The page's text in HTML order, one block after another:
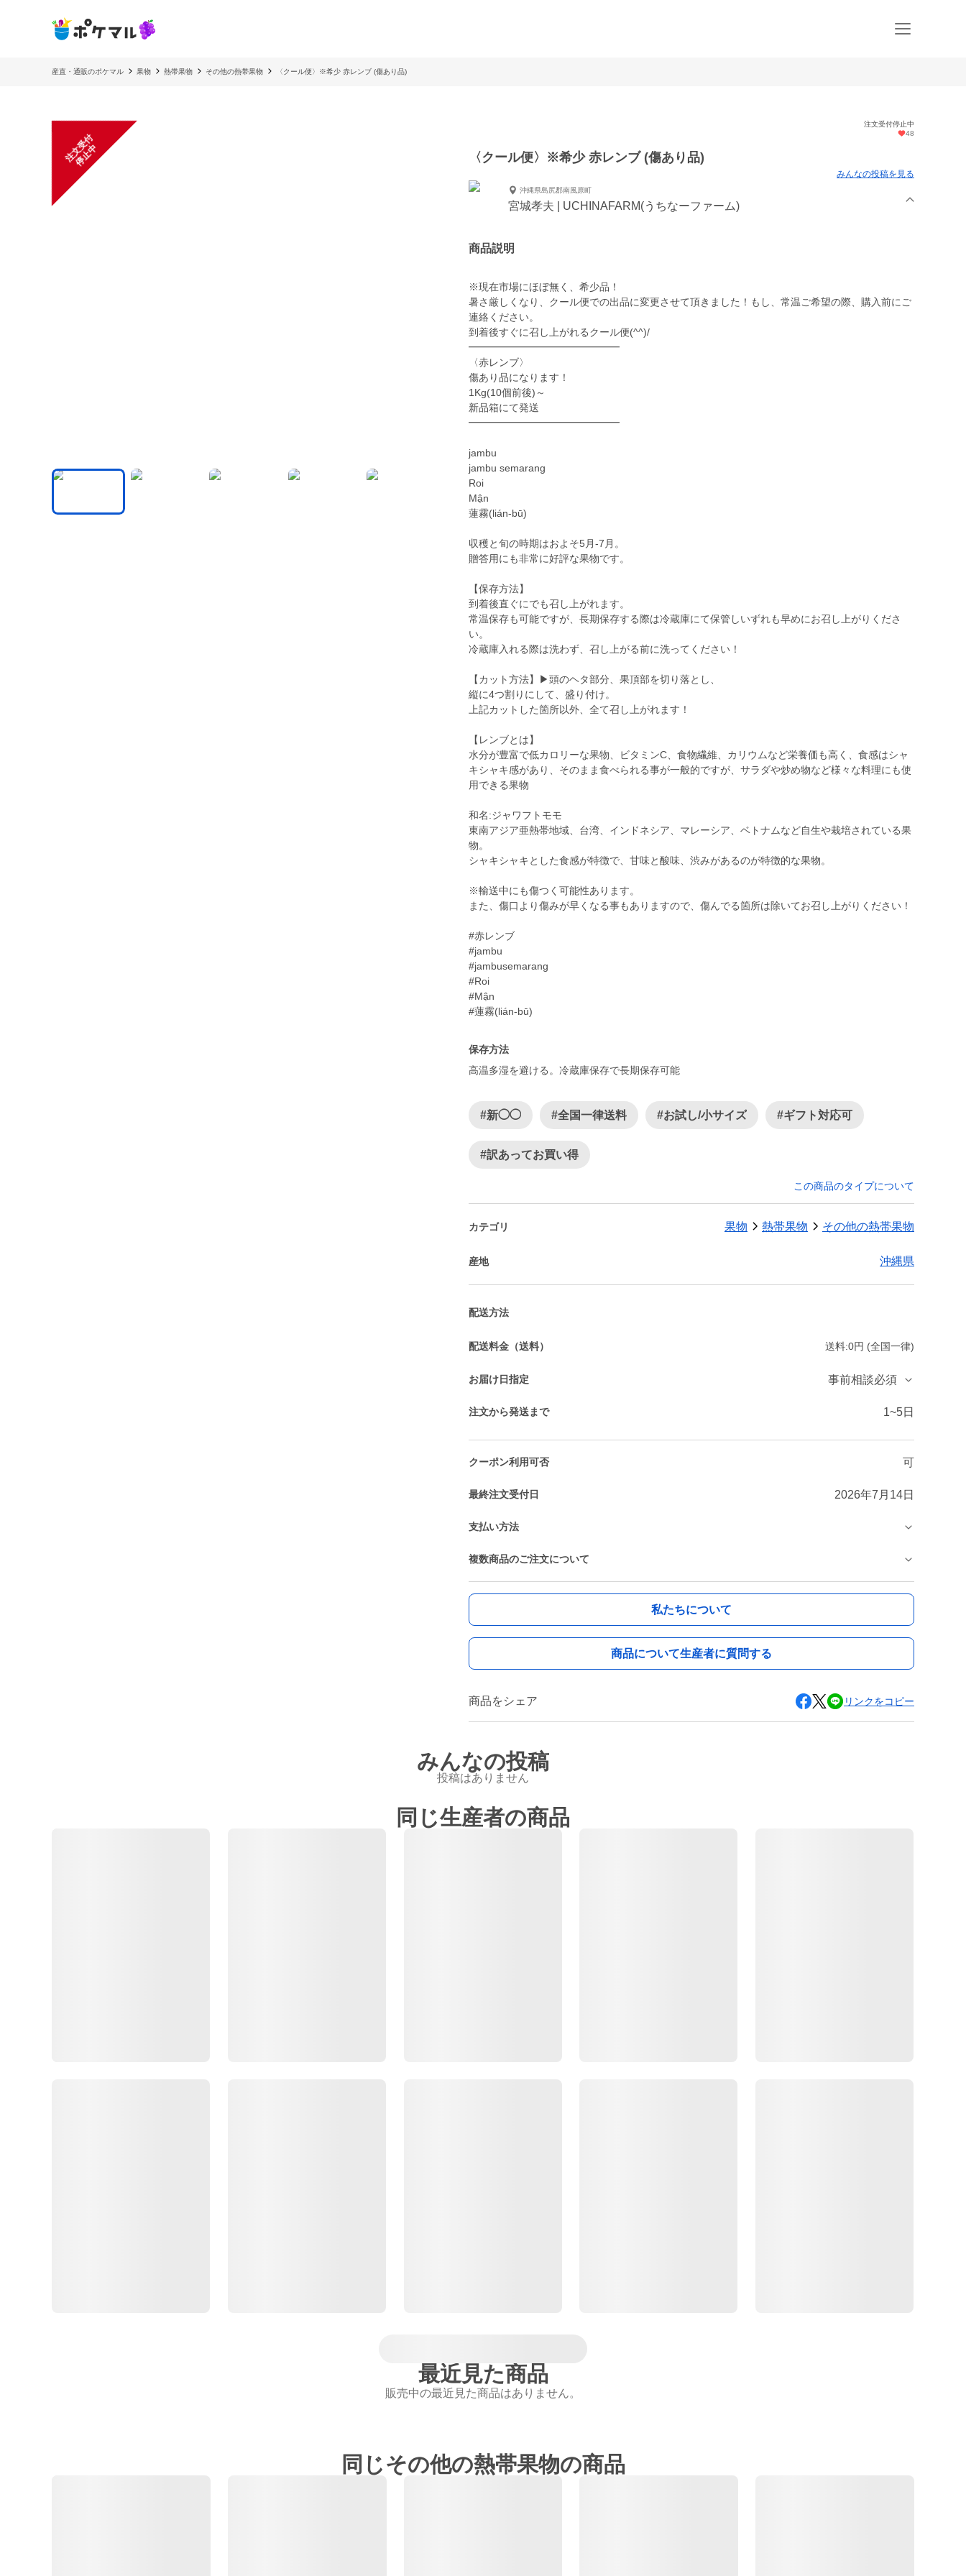
産直・通販のポケマル 果物 熱帯果物 その他の熱帯果物 〈クール便〉※希少 赤レンブ (傷あり品)
注
文
受
付
停
止
中
注文受付停止中
48
〈クール便〉※希少 赤レンブ (傷あり品)
みんなの投稿を見る
沖縄県島尻郡南風原町
宮城孝夫 | UCHINAFARM(うちなーファーム)
商品説明
※現在市場にほぼ無く、希少品！
暑さ厳しくなり、クール便での出品に変更させて頂きました！もし、常温ご希望の際、購入前にご
連絡ください。
到着後すぐに召し上がれるクール便(^^)/
━━━━━━━━━━━━━━━
〈赤レンブ〉
傷あり品になります！
1Kg(10個前後)～
新品箱にて発送
━━━━━━━━━━━━━━━
jambu
jambu semarang
Roi
Mận
蓮霧(lián-bū)
収穫と旬の時期はおよそ5月-7月。
贈答用にも非常に好評な果物です。
【保存方法】
到着後直ぐにでも召し上がれます。
常温保存も可能ですが、長期保存する際は冷蔵庫にて保管しいずれも早めにお召し上がりくださ
い。
冷蔵庫入れる際は洗わず、召し上がる前に洗ってください！
【カット方法】▶︎頭のヘタ部分、果頂部を切り落とし、
縦に4つ割りにして、盛り付け。
上記カットした箇所以外、全て召し上がれます！
【レンブとは】
水分が豊富で低カロリーな果物、ビタミンC、食物繊維、カリウムなど栄養価も高く、食感はシャ
キシャキ感があり、そのまま食べられる事が一般的ですが、サラダや炒め物など様々な料理にも使
用できる果物
和名:ジャワフトモモ
東南アジア亜熱帯地域、台湾、インドネシア、マレーシア、ベトナムなど自生や栽培されている果
物。
シャキシャキとした食感が特徴で、甘味と酸味、渋みがあるのが特徴的な果物。
※輸送中にも傷つく可能性あります。
また、傷口より傷みが早くなる事もありますので、傷んでる箇所は除いてお召し上がりください！
#赤レンブ
#jambu
#jambusemarang
#Roi
#Mận
#蓮霧(lián-bū)
保存方法
高温多湿を避ける。冷蔵庫保存で長期保存可能
#新◯◯ #全国一律送料 #お試し/小サイズ #ギフト対応可
#訳あってお買い得
この商品のタイプについて
カテゴリ 果物 熱帯果物 その他の熱帯果物
産地 沖縄県
配送方法
配送料金（送料） 送料:0円 (全国一律)
お届け日指定 事前相談必須
注文から発送まで 1~5日
クーポン利用可否 可
最終注文受付日 2026年7月14日
支払い方法
複数商品のご注文について
私たちについて
商品について生産者に質問する
商品をシェア リンクをコピー
みんなの投稿
投稿はありません
同じ生産者の商品
最近見た商品
販売中の最近見た商品はありません。
同じその他の熱帯果物の商品